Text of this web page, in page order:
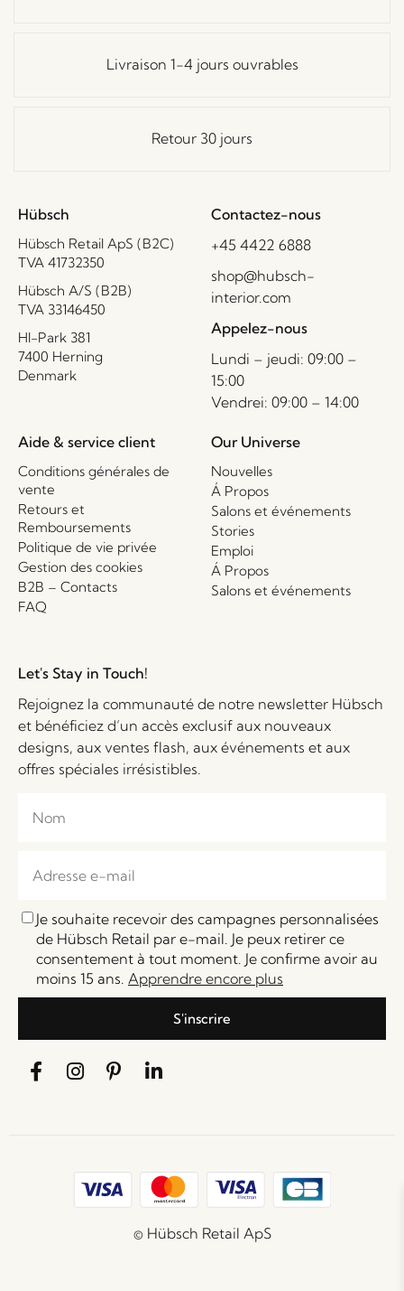
Livraison 1-4 jours ouvrables
Retour 30 jours
Hübsch
Hübsch Retail ApS (B2C)
TVA 41732350
Hübsch A/S (B2B)
TVA 33146450
HI-Park 381
7400 Herning
Denmark
Contactez-nous
+45 4422 6888
shop@hubsch-
interior.com
Appelez-nous
Lundi – jeudi: 09:00 –
15:00
Vendrei: 09:00 – 14:00
Aide & service client
Conditions générales de
vente
Retours et
Remboursements
Politique de vie privée
Gestion des cookies
B2B – Contacts
FAQ
Our Universe
Nouvelles
Á Propos
Salons et événements
Stories
Emploi
Á Propos
Salons et événements
Let's Stay in Touch!
Rejoignez la communauté de notre newsletter Hübsch
et bénéficiez d’un accès exclusif aux nouveaux
designs, aux ventes flash, aux événements et aux
offres spéciales irrésistibles.
Je souhaite recevoir des campagnes personnalisées
de Hübsch Retail par e-mail. Je peux retirer ce
consentement à tout moment. Je confirme avoir au
moins 15 ans. Apprendre encore plus
S'inscrire
© Hübsch Retail ApS